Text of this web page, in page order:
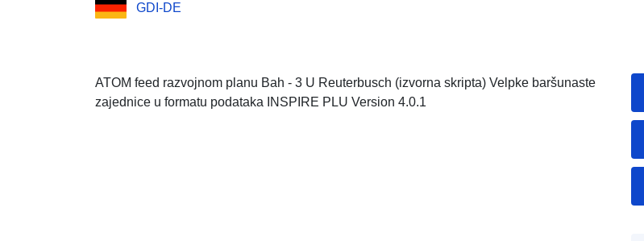
GDI-DE
ATOM feed razvojnom planu Bah - 3 U Reuterbusch (izvorna skripta) Velpke baršunaste
zajednice u formatu podataka INSPIRE PLU Version 4.0.1